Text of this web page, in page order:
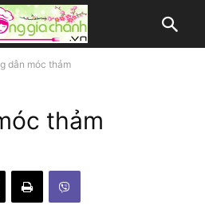
dẫn móc thảm
thảm